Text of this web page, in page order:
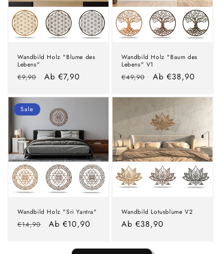
Wandbild Holz "Blume des
Lebens"
Normaler
€9,90 Verkaufspreis
Ab €7,90
Wandbild Holz "Baum des
Lebens" V1
Normaler
€49,90 Verkaufspreis
Ab €38,90
Sale
Wandbild Holz "Sri Yantra"
Normaler
€14,90 Verkaufspreis
Ab €10,90
Wandbild Lotusblume V2
Normaler
Ab €38,90